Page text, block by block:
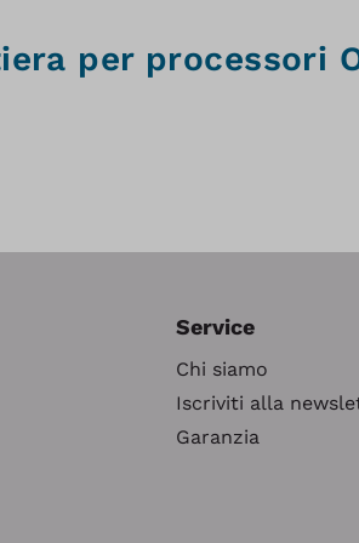
per processori
Service
Chi siamo
Iscriviti alla
Garanzia